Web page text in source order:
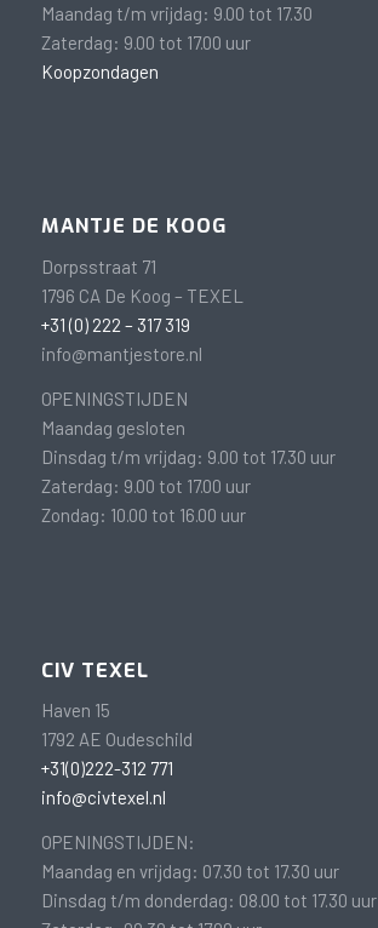
Maandag t/m vrijdag: 9.00 tot 17.30
Zaterdag: 9.00 tot 17.00 uur
Koopzondagen
MANTJE DE KOOG
Dorpsstraat 71
1796 CA De Koog – TEXEL
+31 (0) 222 – 317 319
info@mantjestore.nl
OPENINGSTIJDEN
Maandag gesloten
Dinsdag t/m vrijdag: 9.00 tot 17.30 uur
Zaterdag: 9.00 tot 17.00 uur
Zondag: 10.00 tot 16.00 uur
CIV TEXEL
Haven 15
1792 AE Oudeschild
+31(0)222-312 771
info@civtexel.nl
OPENINGSTIJDEN:
Maandag en vrijdag: 07.30 tot 17.30 uur
Dinsdag t/m donderdag: 08.00 tot 17.30 uur